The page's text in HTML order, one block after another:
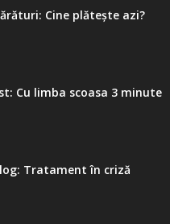
Cine plătește azi?
Cu limba scoasa 3 minute
Tratament în criză